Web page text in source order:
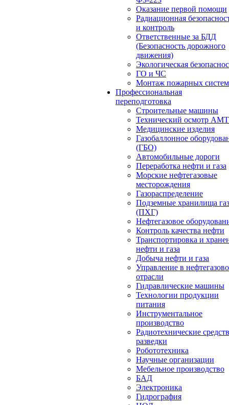
Оказание первой помощи
Радиационная
и контроль
Ответственные за БДД
(Безопасность дорожного
движения)
Экологическая
ГО и ЧС
Монтаж пожарных систем
Профессиональная
переподготовка
Строительные машины
Технический осмотр
Медицинские изделия
Газобаллонное
(ГБО)
Автомобильные дороги
Переработка нефти и газа
Морские нефтегазовые
месторождения
Газораспределение
Подземные хранилища
(ПХГ)
Нефтегазовое
Контроль качества нефти
Транспортировка и
нефти и газа
Добыча нефти и газа
Управление в
отрасли
Гидравлические машины
Технологии продукции
питания
Инструментальное
производство
Радиотехнические
разведки
Робототехника
Научные организации
Мебельное производство
БАД
Электроника
Гидрография